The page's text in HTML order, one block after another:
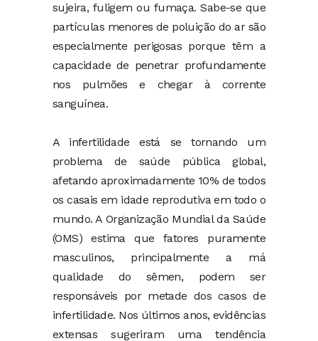
sujeira, fuligem ou fumaça. Sabe-se que
partículas menores de poluição do ar são
especialmente perigosas porque têm a
capacidade de penetrar profundamente
nos pulmões e chegar à corrente
sanguínea.
A infertilidade está se tornando um
problema de saúde pública global,
afetando aproximadamente 10% de todos
os casais em idade reprodutiva em todo o
mundo. A Organização Mundial da Saúde
(OMS) estima que fatores puramente
masculinos, principalmente a má
qualidade do sêmen, podem ser
responsáveis por metade dos casos de
infertilidade. Nos últimos anos, evidências
extensas sugeriram uma tendência